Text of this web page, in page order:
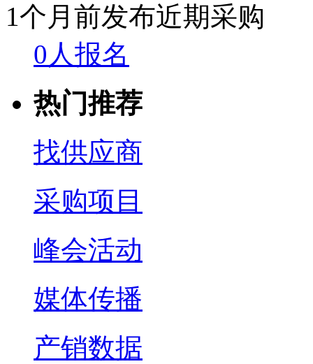
1个月前发布近期采购
0人报名
热门推荐
找供应商
采购项目
峰会活动
媒体传播
产销数据